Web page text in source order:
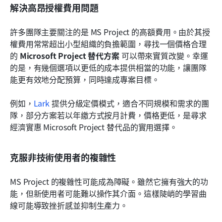
解決高昂授權費用問題
許多團隊主要關注的是 MS Project 的高額費用。由於其授
權費用常常超出小型組織的負擔範圍，尋找一個價格合理
的 Microsoft Project 替代方案 可以帶來實質改變。幸運
的是，有幾個選項以更低的成本提供相當的功能，讓團隊
能更有效地分配預算，同時達成專案目標。
例如， Lark 提供分級定價模式，適合不同規模和需求的團
隊，部分方案若以年繳方式按月計費，價格更低，是尋求
經濟實惠 Microsoft Project 替代品的實用選擇。
克服非技術使用者的複雜性
MS Project 的複雜性可能成為障礙。雖然它擁有強大的功
能，但新使用者可能難以操作其介面。這樣陡峭的學習曲
線可能導致挫折感並抑制生產力。